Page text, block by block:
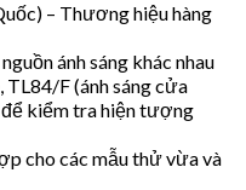
– Thương hiệu hàng
ánh sáng khác nhau
TL84/F (ánh sáng cửa
để kiểm tra hiện tượng
cho các mẫu thử vừa và